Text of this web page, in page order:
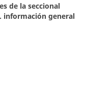
de la seccional
información general